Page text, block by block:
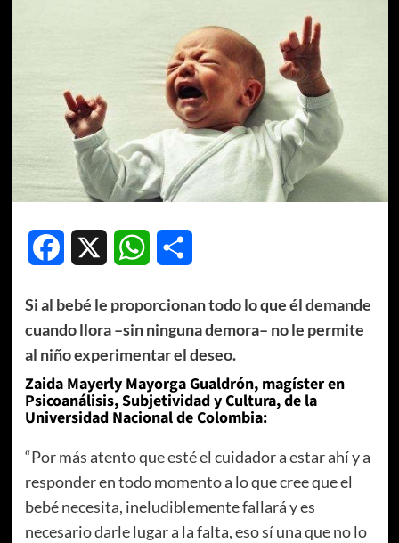
Facebook WhatsApp
Si al bebé le proporcionan todo lo que él demande
cuando llora –sin ninguna demora– no le permite
al niño experimentar el deseo.
Zaida Mayerly Mayorga Gualdrón, magíster en
Psicoanálisis, Subjetividad y Cultura, de la
Universidad Nacional de Colombia:
“Por más atento que esté el cuidador a estar ahí y a
responder en todo momento a lo que cree que el
bebé necesita, ineludiblemente fallará y es
necesario darle lugar a la falta, eso sí una que no lo